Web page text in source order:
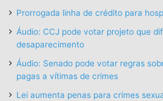
Prorrogada linha de crédito para
Áudio: CCJ pode votar projeto que
desaparecimento
Áudio: Senado pode votar regras
pagas a vítimas de crimes
Lei aumenta penas para crimes